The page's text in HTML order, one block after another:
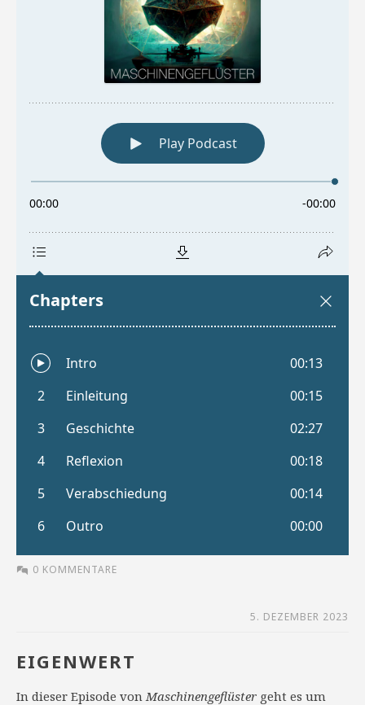
0 KOMMENTARE
5. DEZEMBER 2023
EIGENWERT
In dieser Episode vonMaschinengeflüster geht es um